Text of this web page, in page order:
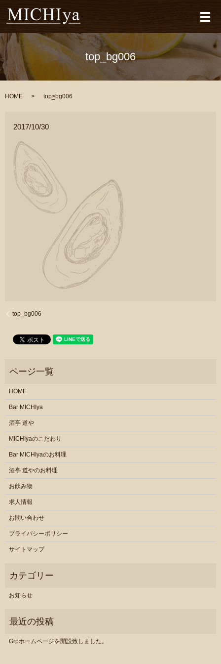
メ
top_bg006
HOME top_bg006
2017/10/30
top_bg006
HOME
Bar MICHIya
酒亭 道や
MICHIyaのこだわり
Bar MICHIyaのお料理
酒亭 道やのお料理
お飲み物
求人情報
お問い合わせ
プライバシーポリシー
サイトマップ
お知らせ
Grpホームページを開設致しました。